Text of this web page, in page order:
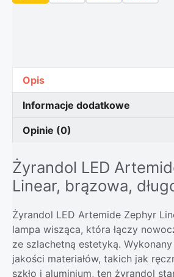
Opis
Informacje dodatkowe
Opinie (0)
Żyrandol LED
Linear, brązowa,
Żyrandol LED Artemide Zephyr
lampa wisząca, która łączy
ze szlachetną estetyką.
jakości materiałów, takich jak
szkło i aluminium, ten żyrandol